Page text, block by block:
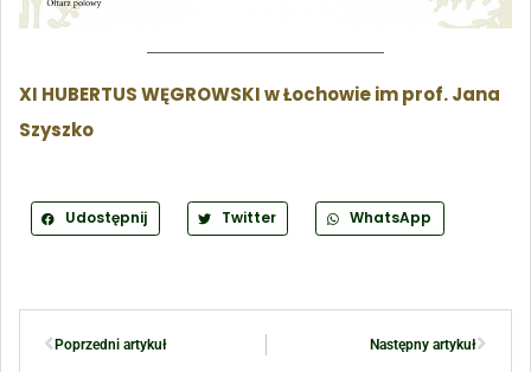
XI HUBERTUS WĘGROWSKI w Łochowie im prof. Jana
Szyszko
Udostępnij Twitter WhatsApp
Poprzedni artykuł Następny artykuł